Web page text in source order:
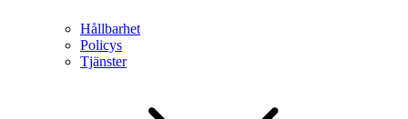
Hållbarhet
Policys
Tjänster